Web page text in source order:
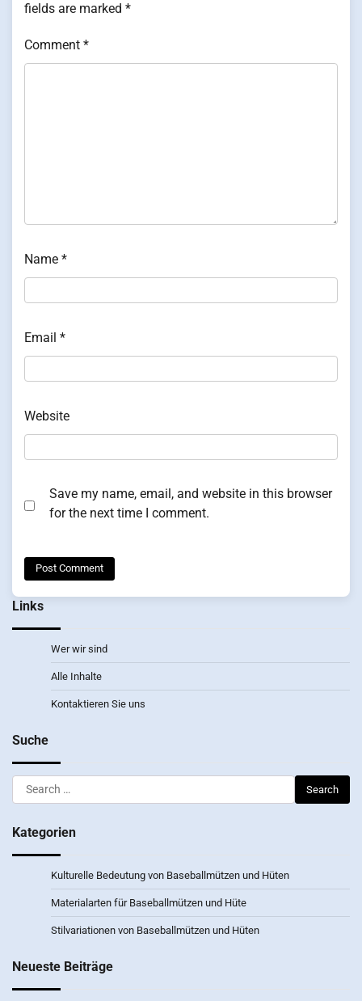
fields are marked *
Comment *
Name *
Email *
Website
Save my name, email, and website in this browser
for the next time I comment.
Links
Wer wir sind
Alle Inhalte
Kontaktieren Sie uns
Suche
Search
for:
Kategorien
Kulturelle Bedeutung von Baseballmützen und Hüten
Materialarten für Baseballmützen und Hüte
Stilvariationen von Baseballmützen und Hüten
Neueste Beiträge